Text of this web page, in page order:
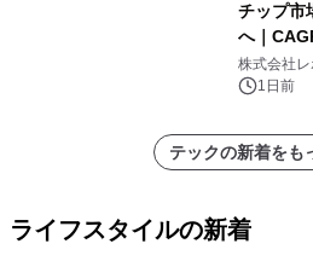
チップ市
へ｜
ー需要が
株式会社
1日前
テックの新着をも
ライフスタイルの新着